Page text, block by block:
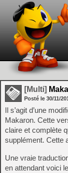
[Multi]
Posté le 30/11/
Il s’agit d’une
Makaron. Cette
claire et complète
supplément. Cette
Une vraie
en attendant voici